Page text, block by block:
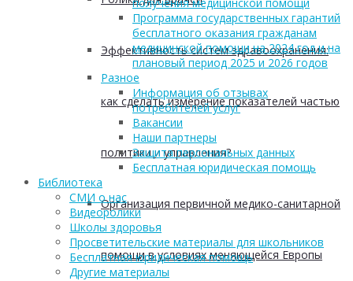
Эффективность систем здравоохранения:
как сделать измерение показателей частью
политики и управления?
Организация первичной медико-санитарной
помощи в условиях меняющейся Европы
получения медицинской помощи
Программа государственных гарантий
бесплатного оказания гражданам
медицинской помощи на 2024 год и на
плановый период 2025 и 2026 годов
Разное
Информация об отзывах
потребителей услуг
Вакансии
Наши партнеры
Защита персональных данных
Бесплатная юридическая помощь
Библиотека
СМИ о нас
Видеоролики
Школы здоровья
Просветительские материалы для школьников
Бесплатная юридическая помощь
Другие материалы